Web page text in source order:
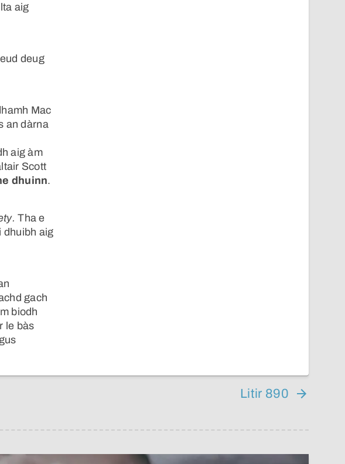
aig
deug
Mac
an dàrna
aig àm
Scott
dhuinn.
Tha e
dhuibh aig
gach
biodh
le bàs
Litir 890